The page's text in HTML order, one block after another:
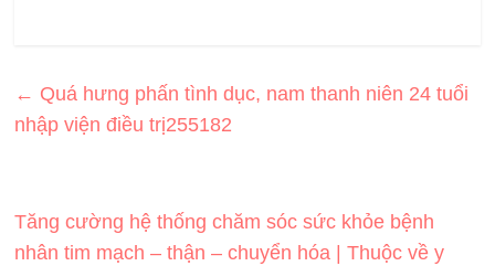
← Quá hưng phấn tình dục, nam thanh niên 24 tuổi
nhập viện điều trị255182
Tăng cường hệ thống chăm sóc sức khỏe bệnh
nhân tim mạch – thận – chuyển hóa | Thuộc về y